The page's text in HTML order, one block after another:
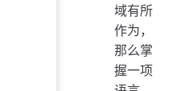
域有所
作为，
那么掌
握一项